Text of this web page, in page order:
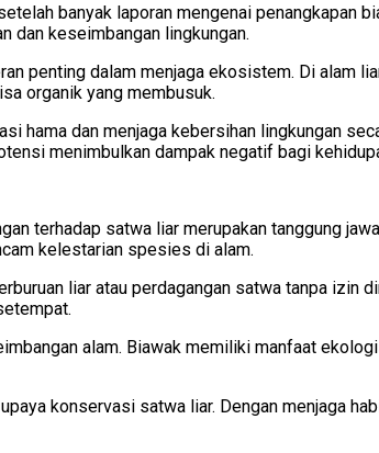
banyak laporan mengenai
dan keseimbangan lingkungan.
penting dalam menjaga ekosistem. Di alam
organik yang membusuk.
hama dan menjaga kebersihan lingkungan
menimbulkan dampak negatif bagi
terhadap satwa liar merupakan tanggung
kelestarian spesies di alam.
liar atau perdagangan satwa tanpa
alam. Biawak memiliki manfaat
konservasi satwa liar. Dengan menjaga